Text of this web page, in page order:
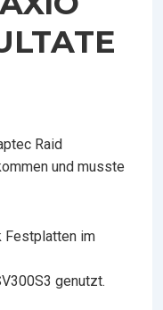
Raid
und musste
Festplatten im
genutzt.